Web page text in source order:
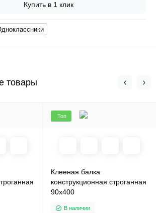
Купить в 1 клик
товары
Топ
Клееная балка
конструкционная строганная
90х400
В наличии